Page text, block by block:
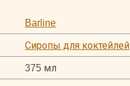
Barline
Сиропы для коктейлей
375 мл